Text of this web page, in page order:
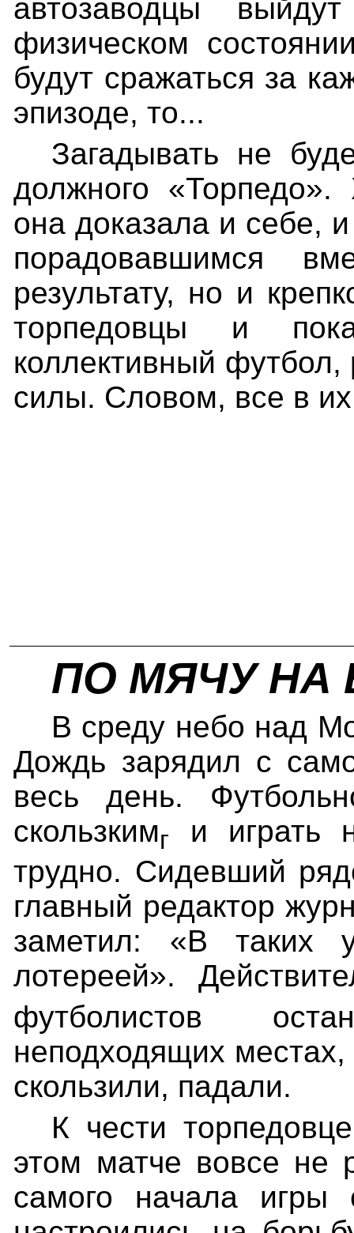
автозаводцы
физическом
будут сражаться за
эпизоде, то...
Загадывать не
должного
она доказала и себе,
порадовавшимся
результату, но и
торпедовцы и
коллективный футбол,
силы. Словом, все в
ПО МЯЧУ НА
В среду небо над
Дождь зарядил с
весь день.
скользкимг
и играть
трудно. Сидевший
главный редактор
заметил: «В таких
лотереей».
футболистов
неподходящих
скользили, падали.
К чести
этом матче вовсе не
самого начала игры